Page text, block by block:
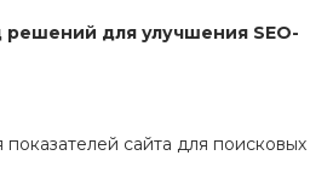
решений для улучшения SEO-
сайта для поисковых